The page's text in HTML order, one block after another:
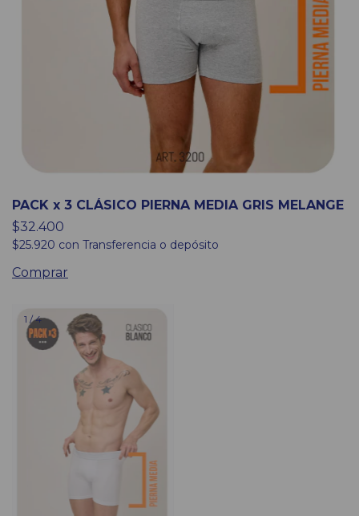
PACK x 3 CLÁSICO PIERNA MEDIA GRIS MELANGE
$32.400
$25.920 con Transferencia o depósito
Comprar
1 /4